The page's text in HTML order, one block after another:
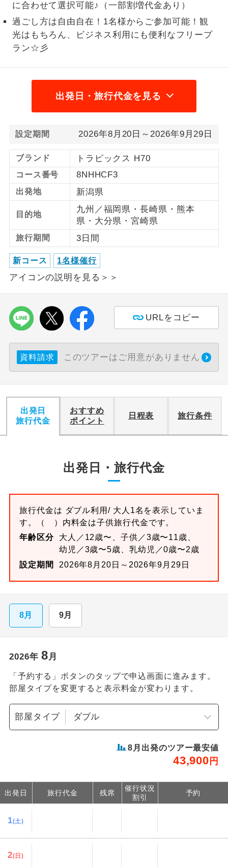
に合わせて選択可能♪（一部割増代金あり）
過ごし方は自由自在！1名様からご参加可能！観
光はもちろん、ビジネス利用にも便利なフリープ
ラン☆彡
出発日・旅行代金を見る
設定期間 2026年8月20日～2026年9月29日
ブランド トラピックス H70
コース番号 8NHHCF3
出発地 新潟県
目的地
九州／福岡県・長崎県・熊本
県・大分県・宮崎県
旅行期間 3日間
新コース 1名様催行
アイコンの説明を見る＞＞
URLをコピー
資料請求 このツアーはご用意がありません
出発日
旅行代金
おすすめ
ポイント
日程表 旅行条件
出発日・旅行代金
旅行代金は ダブル利用/ 大人1名を表示していま
す。
（ ）内料金は子供旅行代金です。
年齢区分
大人／12歳〜、子供／3歳〜11歳、
幼児／3歳〜5歳、乳幼児／0歳〜2歳
設定期間
2026年8月20日～2026年9月29日
8月 9月
2026年 8月
「予約する」ボタンのタップで申込画面に進みます。
部屋タイプを変更すると表示料金が変わります。
部屋タイプ
8 月出発のツアー最安値
43,900 円
出発日 旅行代金 残席
催行状況
割引
予約
1(土)
2(日)
2名様催行
2名様から出発可能な個人型プランで
す。
おひとり様参
加限定
おひとり様限定でご参加いただけるコー
ご夫婦限定
ご夫婦限定でご参加いただけるコースで
す。
年齢制限あり
ご参加にあたり年齢に制限があるコース
です。
航空会社指定
利用航空会社が指定なので、ご出発の計
画にとても便利です。
ホテル指定
ご紹介するホテルを指定したコースで
す。
おひとり様バ
ス2席利用
おひとり様でバス席を2席利⽤できま
す。